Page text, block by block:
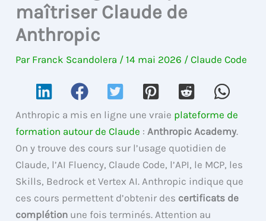
maîtriser Claude de
Anthropic
Par Franck Scandolera /14 mai 2026 /Claude Code
Anthropic a mis en ligne une vraie plateforme de
formation autour de Claude : Anthropic Academy.
On y trouve des cours sur l’usage quotidien de
Claude, l’AI Fluency, Claude Code, l’API, le MCP, les
Skills, Bedrock et Vertex AI. Anthropic indique que
ces cours permettent d’obtenir des certificats de
complétion une fois terminés. Attention au